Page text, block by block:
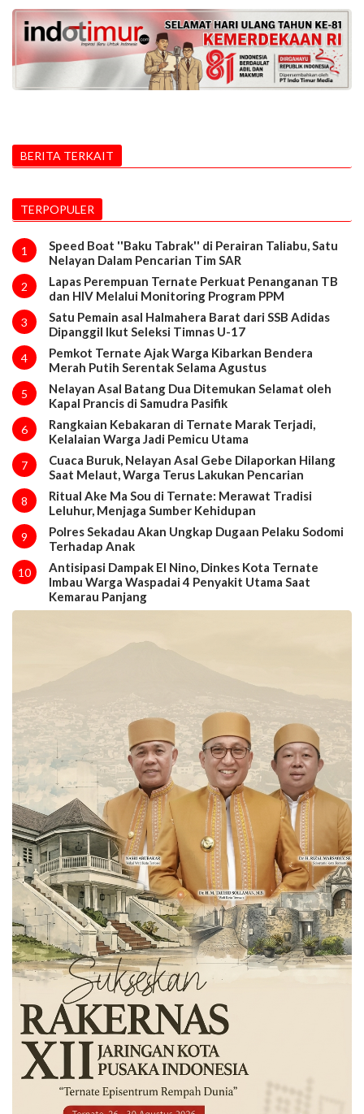
BERITA TERKAIT
TERPOPULER
1
Speed Boat ''Baku Tabrak'' di Perairan Taliabu, Satu
Nelayan Dalam Pencarian Tim SAR
2
Lapas Perempuan Ternate Perkuat Penanganan TB
dan HIV Melalui Monitoring Program PPM
3
Satu Pemain asal Halmahera Barat dari SSB Adidas
Dipanggil Ikut Seleksi Timnas U-17
4
Pemkot Ternate Ajak Warga Kibarkan Bendera
Merah Putih Serentak Selama Agustus
5
Nelayan Asal Batang Dua Ditemukan Selamat oleh
Kapal Prancis di Samudra Pasifik
6
Rangkaian Kebakaran di Ternate Marak Terjadi,
Kelalaian Warga Jadi Pemicu Utama
7
Cuaca Buruk, Nelayan Asal Gebe Dilaporkan Hilang
Saat Melaut, Warga Terus Lakukan Pencarian
8
Ritual Ake Ma Sou di Ternate: Merawat Tradisi
Leluhur, Menjaga Sumber Kehidupan
9
Polres Sekadau Akan Ungkap Dugaan Pelaku Sodomi
Terhadap Anak
10
Antisipasi Dampak El Nino, Dinkes Kota Ternate
Imbau Warga Waspadai 4 Penyakit Utama Saat
Kemarau Panjang